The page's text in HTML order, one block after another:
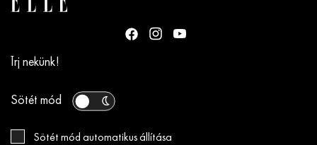
Írj nekünk!
Sötét mód
Sötét mód automatikus állítása